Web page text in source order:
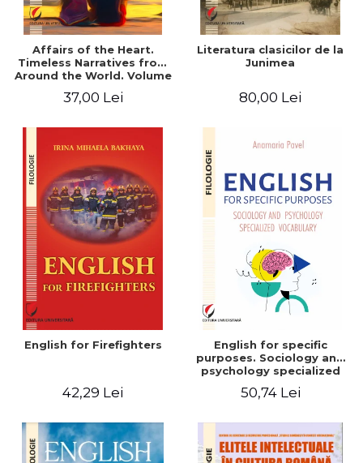
Affairs of the Heart.
Timeless Narratives from
Around the World. Volume
37,00 Lei
Literatura clasicilor de la
Junimea
80,00 Lei
English for Firefighters
42,29 Lei
English for specific
purposes. Sociology and
psychology specialized
50,74 Lei